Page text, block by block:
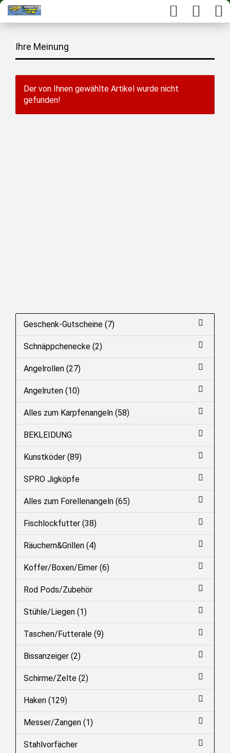
Ihre Meinung
Der von Ihnen gewählte Artikel wurde nicht
gefunden!
Geschenk-Gutscheine (7)
Schnäppchenecke (2)
Angelrollen (27)
Angelruten (10)
Alles zum Karpfenangeln (58)
BEKLEIDUNG
Kunstköder (89)
SPRO Jigköpfe
Alles zum Forellenangeln (65)
Fischlockfutter (38)
Räuchern&Grillen (4)
Koffer/Boxen/Eimer (6)
Rod Pods/Zubehör
Stühle/Liegen (1)
Taschen/Futterale (9)
Bissanzeiger (2)
Schirme/Zelte (2)
Haken (129)
Messer/Zangen (1)
Stahlvorfächer